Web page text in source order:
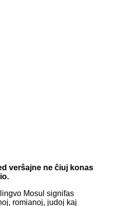
verŝajne ne ĉiuj konas
Mosul signifas
romianoj, judoj kaj